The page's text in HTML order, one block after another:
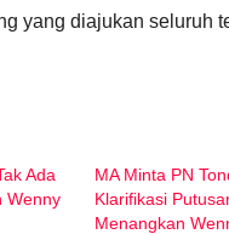
yang diajukan seluruh
Ada
Wenny
MA Minta PN
Klarifikasi
Menangkan